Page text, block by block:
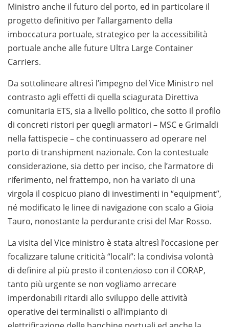
Ministro anche il futuro del porto, ed in particolare il
progetto definitivo per l’allargamento della
imboccatura portuale, strategico per la accessibilità
portuale anche alle future Ultra Large Container
Carriers.
Da sottolineare altresì l’impegno del Vice Ministro nel
contrasto agli effetti di quella sciagurata Direttiva
comunitaria ETS, sia a livello politico, che sotto il profilo
di concreti ristori per quegli armatori – MSC e Grimaldi
nella fattispecie – che continuassero ad operare nel
porto di transhipment nazionale. Con la contestuale
considerazione, sia detto per inciso, che l’armatore di
riferimento, nel frattempo, non ha variato di una
virgola il cospicuo piano di investimenti in “equipment”,
né modificato le linee di navigazione con scalo a Gioia
Tauro, nonostante la perdurante crisi del Mar Rosso.
La visita del Vice ministro è stata altresì l’occasione per
focalizzare talune criticità “locali”: la condivisa volontà
di definire al più presto il contenzioso con il CORAP,
tanto più urgente se non vogliamo arrecare
imperdonabili ritardi allo sviluppo delle attività
operative dei terminalisti o all’impianto di